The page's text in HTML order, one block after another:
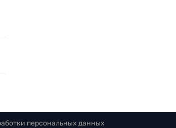
персональных данных